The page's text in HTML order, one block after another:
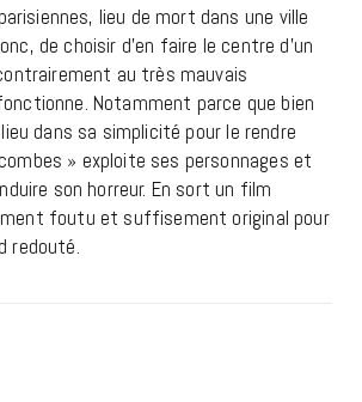
lieu de mort dans une ville
de choisir d’en faire le centre d’un
au très mauvais
Notamment parce que bien
dans sa simplicité pour le rendre
» exploite ses personnages et
son horreur. En sort un film
foutu et suffisement original pour
redouté.